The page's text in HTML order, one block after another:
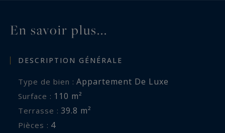
En savoir plus...
DESCRIPTION GÉNÉRALE
Type de bien : Appartement De Luxe
Surface : 110 m²
Terrasse : 39.8 m²
Pièces : 4